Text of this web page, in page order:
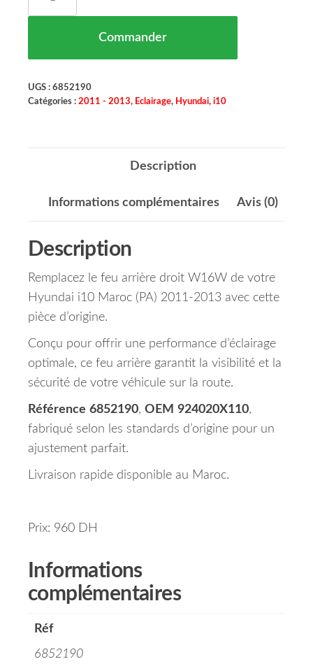
Commander
UGS : 6852190
Catégories : 2011 - 2013, Eclairage, Hyundai, i10
Description
Informations complémentaires Avis (0)
Description
Remplacez le feu arrière droit W16W de votre
Hyundai i10 Maroc (PA) 2011-2013 avec cette
pièce d’origine.
Conçu pour offrir une performance d’éclairage
optimale, ce feu arrière garantit la visibilité et la
sécurité de votre véhicule sur la route.
Référence 6852190, OEM 924020X110,
fabriqué selon les standards d’origine pour un
ajustement parfait.
Livraison rapide disponible au Maroc.
Prix: 960 DH
Informations
complémentaires
Réf
6852190